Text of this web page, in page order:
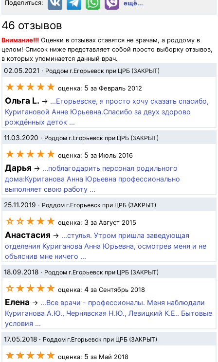
Поделиться: ещё...
46 отзывов
Внимание!!! Оценки в отзывах ставятся не врачам, а роддому в
целом! Список ниже представляет собой просто выборку отзывов,
в которых упоминается данный врач.
02.05.2021 · Роддом г.Егорьевск при ЦРБ (ЗАКРЫТ)
★★★★★ оценка: 5 за Февраль 2012
Ольга L. → ...Егорьевске, я просто хочу сказать спасибо,
Куригановой Анне Юрьевна.Спасибо за двух здорово
рождённых деток ...
11.03.2020 · Роддом г.Егорьевск при ЦРБ (ЗАКРЫТ)
★★★★★ оценка: 5 за Июль 2016
Дарья → ...поблагодарить персонал родильного
дома:Куриганова Анна Юрьевна профессионально
выполняет свою работу ...
25.11.2019 · Роддом г.Егорьевск при ЦРБ (ЗАКРЫТ)
☆☆★★★ оценка: 3 за Август 2015
Анастасия → ...стулья. Утром пришла заведующая
отделения Куриганова Анна Юрьевна, осмотрев меня и не
объяснив мне ничего ...
18.09.2018 · Роддом г.Егорьевск при ЦРБ (ЗАКРЫТ)
☆★★★★ оценка: 4 за Сентябрь 2018
Елена → ...Все врачи - профессионалы. Меня наблюдали
Куриганова А.Ю., Чернявская Н.Ю., Левицкий К.Е.. Бытовые
условия ...
17.05.2018 · Роддом г.Егорьевск при ЦРБ (ЗАКРЫТ)
★★★★★ оценка: 5 за Май 2018